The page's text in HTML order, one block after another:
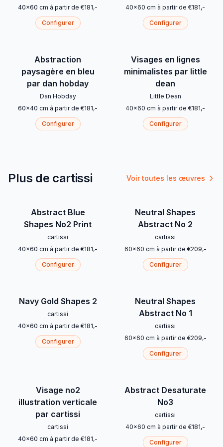
40x60 cm à partir de €181,-
Configurer
40x60 cm à partir de €181,-
Configurer
Abstraction
paysagère en bleu
par dan hobday
Dan Hobday
60x40 cm à partir de €181,-
Configurer
Visages en lignes
minimalistes par little
dean
Little Dean
40x60 cm à partir de €181,-
Configurer
Plus de cartissi Voir toutes les œuvres
Abstract Blue
Shapes No2 Print
cartissi
40x60 cm à partir de €181,-
Configurer
Neutral Shapes
Abstract No 2
cartissi
60x60 cm à partir de €209,-
Configurer
Navy Gold Shapes 2
cartissi
40x60 cm à partir de €181,-
Configurer
Neutral Shapes
Abstract No 1
cartissi
60x60 cm à partir de €209,-
Configurer
Visage no2
illustration verticale
par cartissi
cartissi
40x60 cm à partir de €181,-
Abstract Desaturate
No3
cartissi
40x60 cm à partir de €181,-
Configurer